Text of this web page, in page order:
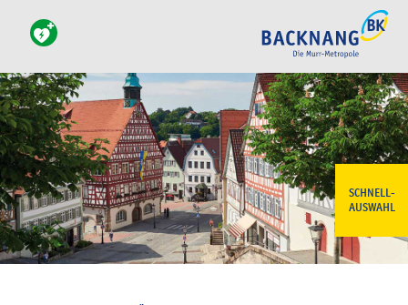
SCHNELL-
AUSWAHL